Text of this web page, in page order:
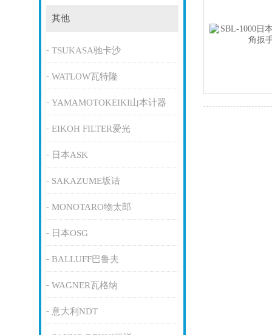
其他
TSUKASA驰卡沙
WATLOW瓦特隆
YAMAMOTOKEIKI山本计器
EIKOH FILTER爱光
日本ASK
SAKAZUME坂诘
MONOTARO物太郎
日本OSG
BALLUFF巴鲁夫
WAGNER瓦格纳
意大利NDT